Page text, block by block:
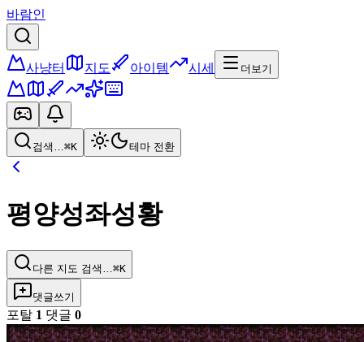
바람인
사냥터 지도 아이템 시세 더보기
검색…⌘K 테마 전환
평양성좌성황
다른 지도 검색… ⌘K
댓글쓰기
포탈 1 댓글 0